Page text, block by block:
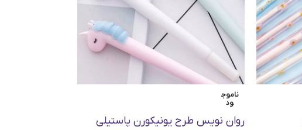
ناموج
ود
روان نويس طرح یونیکورن پاستیلی